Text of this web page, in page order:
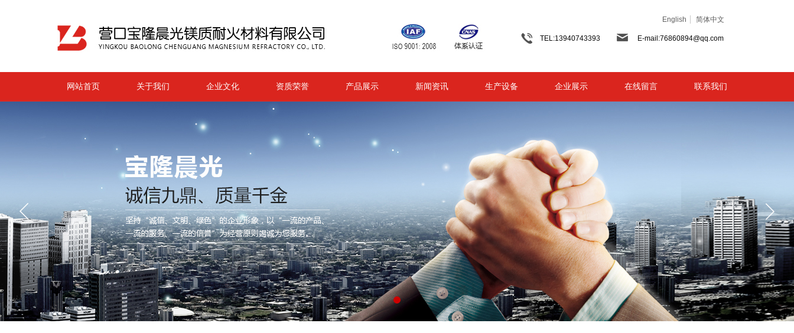
TEL:13940743393 E-mail:76860894@qq.com
网站首页 关于我们 企业文化 资质荣誉 产品展示 新闻资讯 生产设备 企业展示 在线留言 联系我们
English 简体中文